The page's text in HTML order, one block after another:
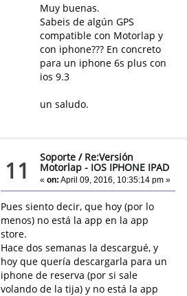
Muy buenas.
Sabeis de algún GPS
compatible con Motorlap y
con iphone??? En concreto
para un iphone 6s plus con
ios 9.3
un saludo.
11 Soporte / Re:Versión
Motorlap - IOS IPHONE IPAD
«on: April 09, 2016, 10:35:14 pm »
Pues siento decir, que hoy (por lo
menos) no está la app en la app
store.
Hace dos semanas la descargué, y
hoy que quería descargarla para un
iphone de reserva (por si sale
volando de la tija) y no está la app